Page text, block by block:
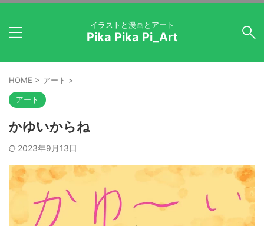
イラストと漫画とアート
Pika Pika Pi_Art
HOME > アート >
アート
かゆいからね
2023年9月13日